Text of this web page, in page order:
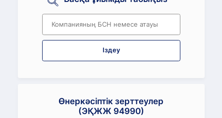
Іздеу
Өнеркәсіптік зерттеулер
(ЭҚЖЖ 94990)